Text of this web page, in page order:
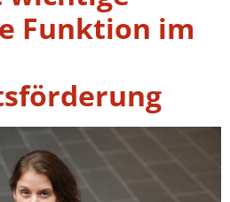
Funktion im